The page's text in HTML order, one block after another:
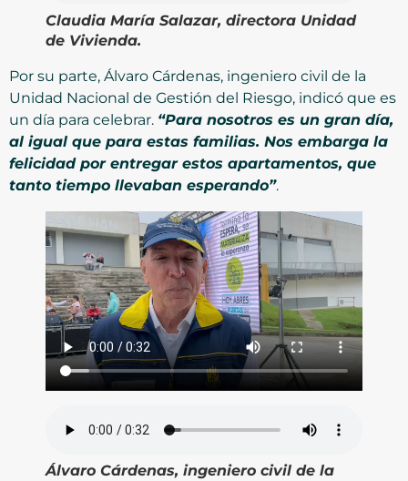
Claudia María Salazar, directora Unidad
de Vivienda.
Por su parte, Álvaro Cárdenas, ingeniero civil de la
Unidad Nacional de Gestión del Riesgo, indicó que es
un día para celebrar. “Para nosotros es un gran día,
al igual que para estas familias. Nos embarga la
felicidad por entregar estos apartamentos, que
tanto tiempo llevaban esperando”.
Álvaro Cárdenas, ingeniero civil de la